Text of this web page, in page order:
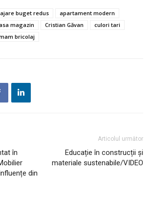
buget redus
apartament modern
magazin Cristian Găvan
culori tari
bricolaj
în
din
Articolul următor
Educație în construcții și
materiale sustenabile/VIDEO